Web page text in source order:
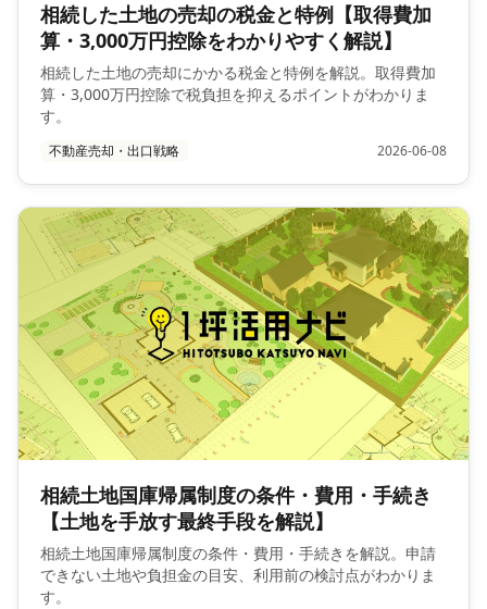
相続した土地の売却の税金と特例【取得費加
算・3,000万円控除をわかりやすく解説】
相続した土地の売却にかかる税金と特例を解説。取得費加
算・3,000万円控除で税負担を抑えるポイントがわかりま
す。
不動産売却・出口戦略 2026-06-08
相続土地国庫帰属制度の条件・費用・手続き
【土地を手放す最終手段を解説】
相続土地国庫帰属制度の条件・費用・手続きを解説。申請
できない土地や負担金の目安、利用前の検討点がわかりま
す。